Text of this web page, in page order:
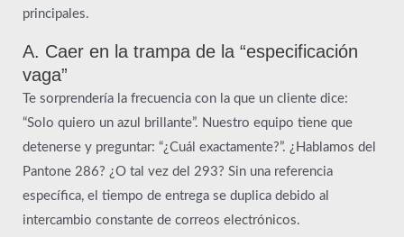
principales.
A. Caer en la trampa de la “especificación
vaga”
Te sorprendería la frecuencia con la que un cliente dice:
“Solo quiero un azul brillante”. Nuestro equipo tiene que
detenerse y preguntar: “¿Cuál exactamente?”. ¿Hablamos del
Pantone 286? ¿O tal vez del 293? Sin una referencia
específica, el tiempo de entrega se duplica debido al
intercambio constante de correos electrónicos.